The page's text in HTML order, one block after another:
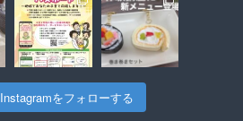
Instagramをフォローする